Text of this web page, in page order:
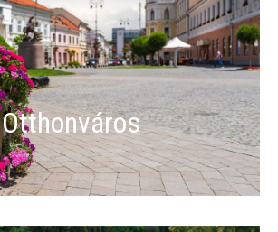
Otthonváros